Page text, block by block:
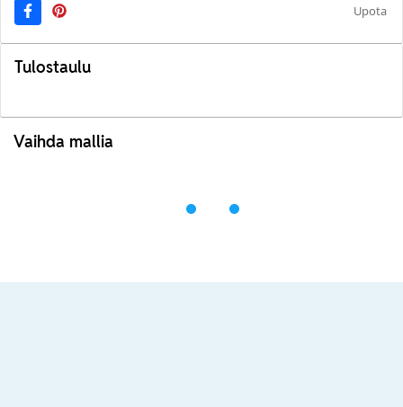
Upota
Tulostaulu
Vaihda mallia